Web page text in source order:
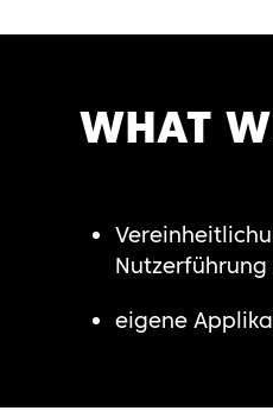
WHAT
Nutzerführung
eigene